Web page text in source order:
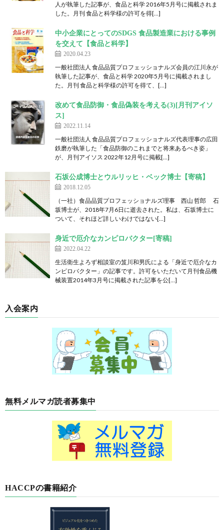
人が執筆した記事が、食品と科学 2016年5月号に掲載されま
した。月刊 食品と科学様の許可を得[…]
中小企業にとってのSDGS 食品製造業における事例
を交えて【食品と科学】
2020.04.23
一般社団法人 食品品質プロフェッショナルズ会員の江川永が
執筆した記事が、食品と科学 2020年5月号に掲載されまし
た。月刊 食品と科学様の許可を得て、[…]
改めて食品防御・食品偽装を考える(3)[月刊アイソ
ス]
2022.11.14
一般社団法人 食品品質プロフェッショナルズ代表理事の広田
鉄磨が執筆した「食品防御のこれまでと将来あるべき姿」
が、月刊アイソス 2022年12月号に掲載[…]
石坂公成博士とウルリッヒ・ベック博士【寄稿】
2018.12.05
（一社）食品品質プロフェッショナルズ理事 西山 哲郎 石
坂博士が、2018年7月6日に逝去された。私は、石坂博士に
ついて、それほど詳しいわけではない[…]
身近で厄介なカンピロバクター[寄稿]
2022.04.22
生活衛生よろず相談室の笈川和男氏による「身近で厄介なカ
ンピロバクター」の記事です。許可をいただいて月刊食品機
械装置2014年3月号に掲載された記事を公[…]
入会案内
無料メルマガ読者募集中
HACCPの書籍紹介